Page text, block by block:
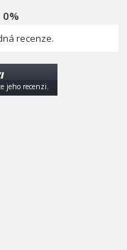
0%
recenze.
jeho recenzi.